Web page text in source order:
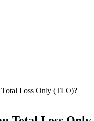
Total Loss Only (TLO)?